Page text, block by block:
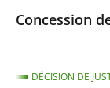
Concession
DÉCISION DE